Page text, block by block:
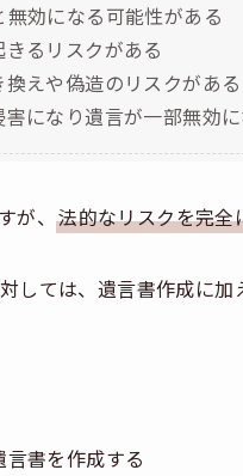
効になる可能性がある
るリスクがある
えや偽造のリスクがある
になり遺言が一部無効
が、法的なリスクを完
しては、遺言書作成に
書を作成する